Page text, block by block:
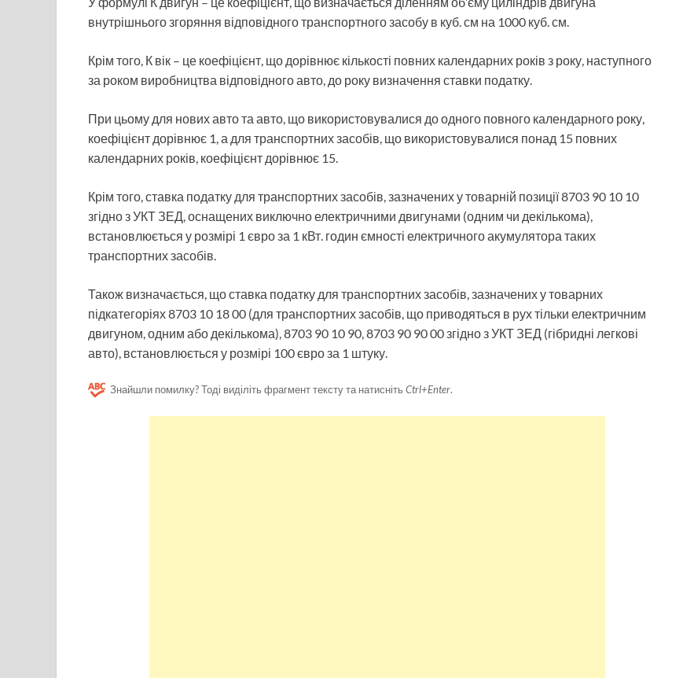
внутрішнього згоряння відповідного транспортного засобу в куб. см на 1000 куб. см.
Крім того, К вік – це коефіцієнт, що дорівнює кількості повних календарних років з року, наступного
за роком виробництва відповідного авто, до року визначення ставки податку.
При цьому для нових авто та авто, що використовувалися до одного повного календарного року,
коефіцієнт дорівнює 1, а для транспортних засобів, що використовувалися понад 15 повних
календарних років, коефіцієнт дорівнює 15.
Крім того, ставка податку для транспортних засобів, зазначених у товарній позиції 8703 90 10 10
згідно з УКТ ЗЕД, оснащених виключно електричними двигунами (одним чи декількома),
встановлюється у розмірі 1 євро за 1 кВт. годин ємності електричного акумулятора таких
транспортних засобів.
Також визначається, що ставка податку для транспортних засобів, зазначених у товарних
підкатегоріях 8703 10 18 00 (для транспортних засобів, що приводяться в рух тільки електричним
двигуном, одним або декількома), 8703 90 10 90, 8703 90 90 00 згідно з УКТ ЗЕД (гібридні легкові
авто), встановлюється у розмірі 100 євро за 1 штуку.
Знайшли помилку? Тоді виділіть фрагмент тексту та натисніть Ctrl+Enter.